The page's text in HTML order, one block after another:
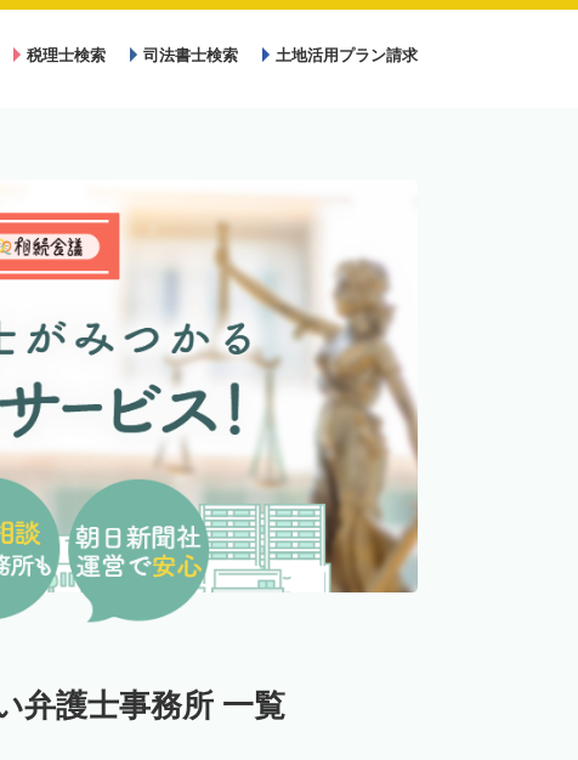
税理士検索 司法書士検索 土地活用プラン請求
弁護士事務所 一覧